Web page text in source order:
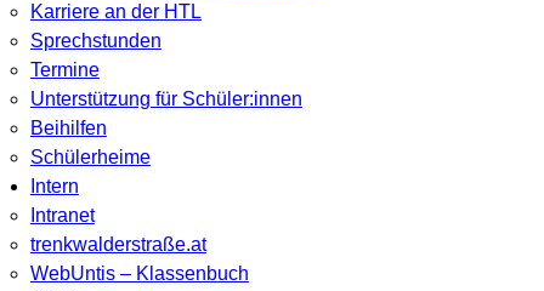
Karriere an der HTL
Sprechstunden
Termine
Unterstützung für Schüler:innen
Beihilfen
Schülerheime
Intern
Intranet
trenkwalderstraße.at
WebUntis – Klassenbuch